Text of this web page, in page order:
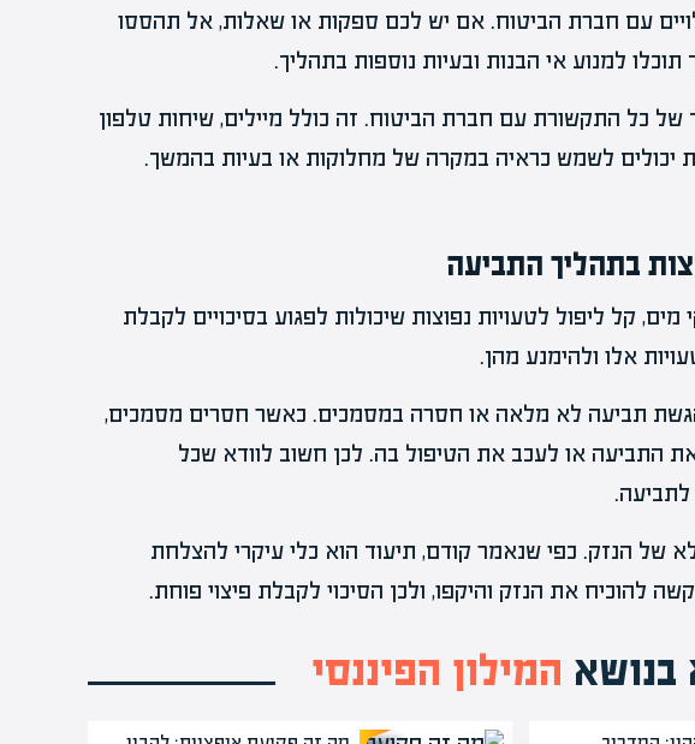
עם חברת הביטוח. אם יש לכם ספקות או שאלות, אל תהססו
למנוע אי הבנות ובעיות נוספות בתהליך.
של כל התקשורת עם חברת הביטוח. זה כולל מיילים, שיחות טלפון
יכולים לשמש כראיה במקרה של מחלוקות או בעיות בהמשך.
בתהליך התביעה
קל ליפול לטעויות נפוצות שיכולות לפגוע בסיכויים לקבלת
אלו ולהימנע מהן.
תביעה לא מלאה או חסרה במסמכים. כאשר חסרים מסמכים,
התביעה או לעכב את הטיפול בה. לכן חשוב לוודא שכל
של הנזק. כפי שנאמר קודם, תיעוד הוא כלי עיקרי להצלחת
להוכיח את הנזק והיקפו, ולכן הסיכוי לקבלת פיצוי פוחת.
בנושא המילון הפיננסי